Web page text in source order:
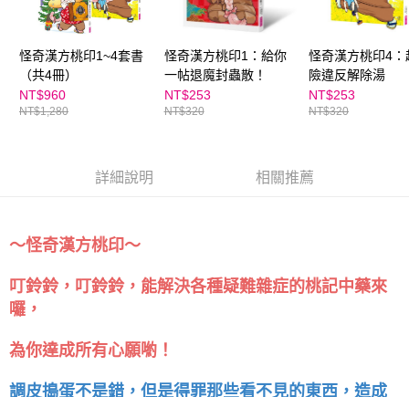
怪奇漢方桃印1~4套書
（共4冊）
NT$960
NT$1,280
怪奇漢方桃印1：給你
一帖退魔封蟲散！
NT$253
NT$320
怪奇漢方桃印4：
險違反解除湯
NT$253
NT$320
詳細說明 相關推薦
～怪奇漢方桃印～
叮鈴鈴，叮鈴鈴， 能解決各種疑難雜症的桃記中藥來
囉，
為你達成所有心願喲！
調皮搗蛋不是錯，但是得罪那些看不見的東西， 造成